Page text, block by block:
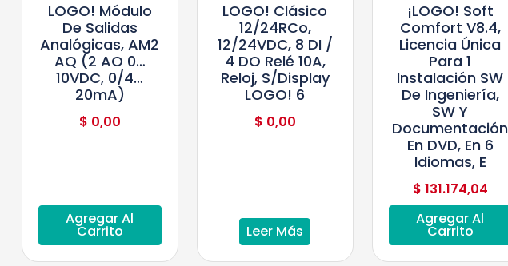
LOGO! Módulo
De Salidas
Analógicas, AM2
AQ (2 AO 0…
10VDC, 0/4…
20mA)
$ 0,00
Agregar Al
Carrito
LOGO! Clásico
12/24RCo,
12/24VDC, 8 DI /
4 DO Relé 10A,
Reloj, S/display
LOGO! 6
$ 0,00
Leer Más
¡LOGO! Soft
Comfort V8.4,
Licencia Única
Para 1
Instalación SW
De Ingeniería,
SW Y
Documentación
En DVD, En 6
Idiomas, E
$ 131.174,04
Agregar Al
Carrito